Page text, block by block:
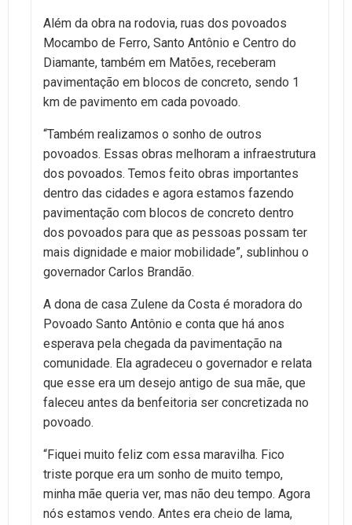
Além da obra na rodovia, ruas dos povoados
Mocambo de Ferro, Santo Antônio e Centro do
Diamante, também em Matões, receberam
pavimentação em blocos de concreto, sendo 1
km de pavimento em cada povoado.
“Também realizamos o sonho de outros
povoados. Essas obras melhoram a infraestrutura
dos povoados. Temos feito obras importantes
dentro das cidades e agora estamos fazendo
pavimentação com blocos de concreto dentro
dos povoados para que as pessoas possam ter
mais dignidade e maior mobilidade”, sublinhou o
governador Carlos Brandão.
A dona de casa Zulene da Costa é moradora do
Povoado Santo Antônio e conta que há anos
esperava pela chegada da pavimentação na
comunidade. Ela agradeceu o governador e relata
que esse era um desejo antigo de sua mãe, que
faleceu antes da benfeitoria ser concretizada no
povoado.
“Fiquei muito feliz com essa maravilha. Fico
triste porque era um sonho de muito tempo,
minha mãe queria ver, mas não deu tempo. Agora
nós estamos vendo. Antes era cheio de lama,